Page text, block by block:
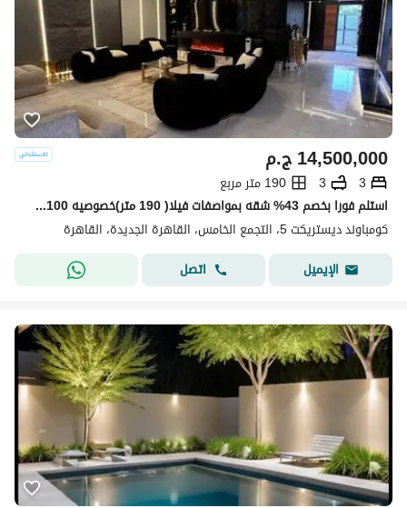
ج.م14,500,000
3
3
190 متر مربع
استلم فورا بخصم 43% شقه بمواصفات فيلا( 190 متر)خصوصيه 100% للبيع في ديستريكت 5 - District 5 التجمع الخامس دقائق من ميفيدا وهايد بارك وماونتن فيو
كومباوند ديستريكت 5، التجمع الخامس، القاهرة الجديدة، القاهرة
الإيميل
اتصل